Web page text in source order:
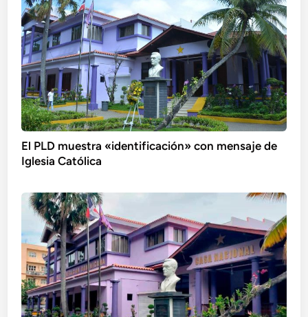
El PLD muestra «identificación» con mensaje de
Iglesia Católica